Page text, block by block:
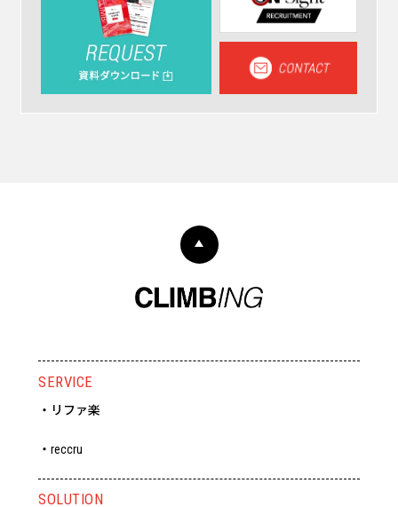
SERVICE
・リファ楽
・reccru
SOLUTION